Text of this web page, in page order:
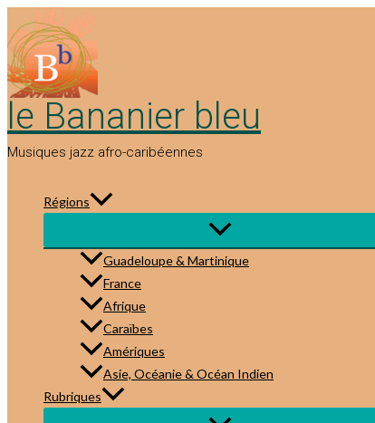
au
contenu
le Bananier bleu
Musiques jazz afro-caribéennes
Régions
Guadeloupe & Martinique
France
Afrique
Caraïbes
Amériques
Asie, Océanie & Océan Indien
Rubriques